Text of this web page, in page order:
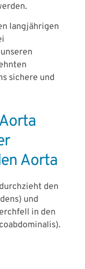
langjährigen
sichere und
Aorta
den
und
in den